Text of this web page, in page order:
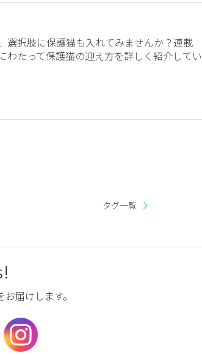
選択肢に保護猫も入れてみませんか？連載
わたって保護猫の迎え方を詳しく紹介してい
タグ一覧
届けします。